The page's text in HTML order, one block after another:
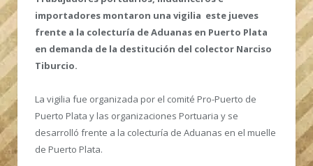
importadores montaron una vigilia este jueves
frente a la colecturía de Aduanas en Puerto Plata
en demanda de la destitución del colector Narciso
Tiburcio.
La vigilia fue organizada por el comité Pro-Puerto de
Puerto Plata y las organizaciones Portuaria y se
desarrolló frente a la colecturía de Aduanas en el muelle
de Puerto Plata.